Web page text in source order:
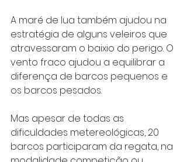
A maré de lua também ajudou na
estratégia de alguns veleiros que
atravessaram o baixio do perigo. O
vento fraco ajudou a equilibrar a
diferença de barcos pequenos e
os barcos pesados.
Mas apesar de todas as
dificuldades metereológicas, 20
barcos participaram da regata, na